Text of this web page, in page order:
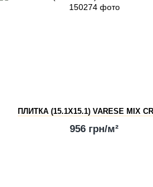
ПЛИТКА (15.1Х15.1) VARESE MIX
956 грн/м²